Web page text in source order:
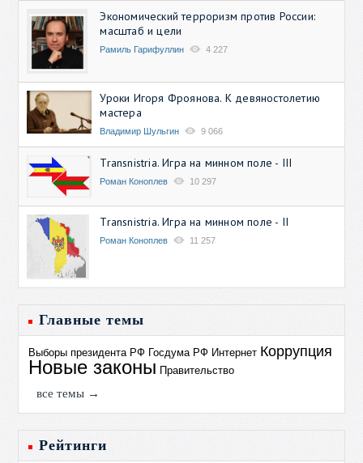
Экономический терроризм против России:
масштаб и цели
Рамиль Гарифуллин 4 227
Уроки Игоря Фроянова. К девяностолетию
мастера
Владимир Шульгин 9 066
Transnistria. Игра на минном поле - III
Роман Коноплев 10 297
Transnistria. Игра на минном поле - II
Роман Коноплев 11 257
Главные темы
Выборы президента РФ Госдума РФ Интернет Коррупция
Новые законы Правительство
все темы →
Рейтинги